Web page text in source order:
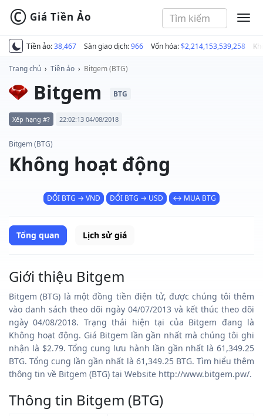
Tiền ảo:38,467 Sàn giao dịch:966 Vốn hóa:$2,214,153,539,258
© Giá Tiền Ảo
Trang chủ › Tiền ảo › Bitgem (BTG)
Bitgem BTG
Xếp hạng #? 22:02:13 04/08/2018
Bitgem (BTG)
Không hoạt động
ĐỔI BTG → VND ĐỔI BTG → USD ↔ MUA BTG
Tổng quan Lịch sử giá
Giới thiệu Bitgem
Bitgem (BTG) là một đồng tiền điện tử, được chúng tôi thêm
vào danh sách theo dõi ngày 04/07/2013 và kết thúc theo dõi
ngày 04/08/2018. Trạng thái hiện tại của Bitgem đang là
Không hoạt động. Giá Bitgem lần gần nhất mà chúng tôi ghi
nhận là $2.79. Tổng cung lưu hành lần gần nhất là 61,349.25
BTG. Tổng cung lần gần nhất là 61,349.25 BTG. Tìm hiểu thêm
thông tin về Bitgem (BTG) tại Website http://www.bitgem.pw/.
Thông tin Bitgem (BTG)